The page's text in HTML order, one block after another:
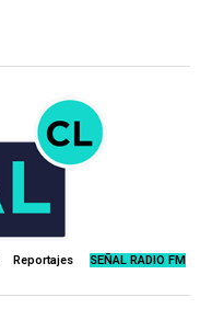
Reportajes SEÑAL RADIO FM